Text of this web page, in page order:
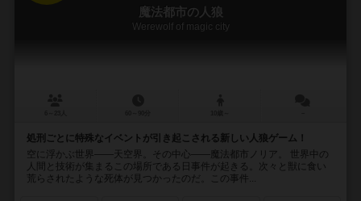
魔法都市の人狼
Werewolf of magic city
処刑ごとに特殊なイベントが引き起こされる新しい人狼ゲーム！
空に浮かぶ世界――天空界。その中心――魔法都市ノリア。 世界中の
人間と技術が集まるこの場所である日事件が起きる。次々と獣に食い
荒らされたような死体が見つかったのだ。この事件...